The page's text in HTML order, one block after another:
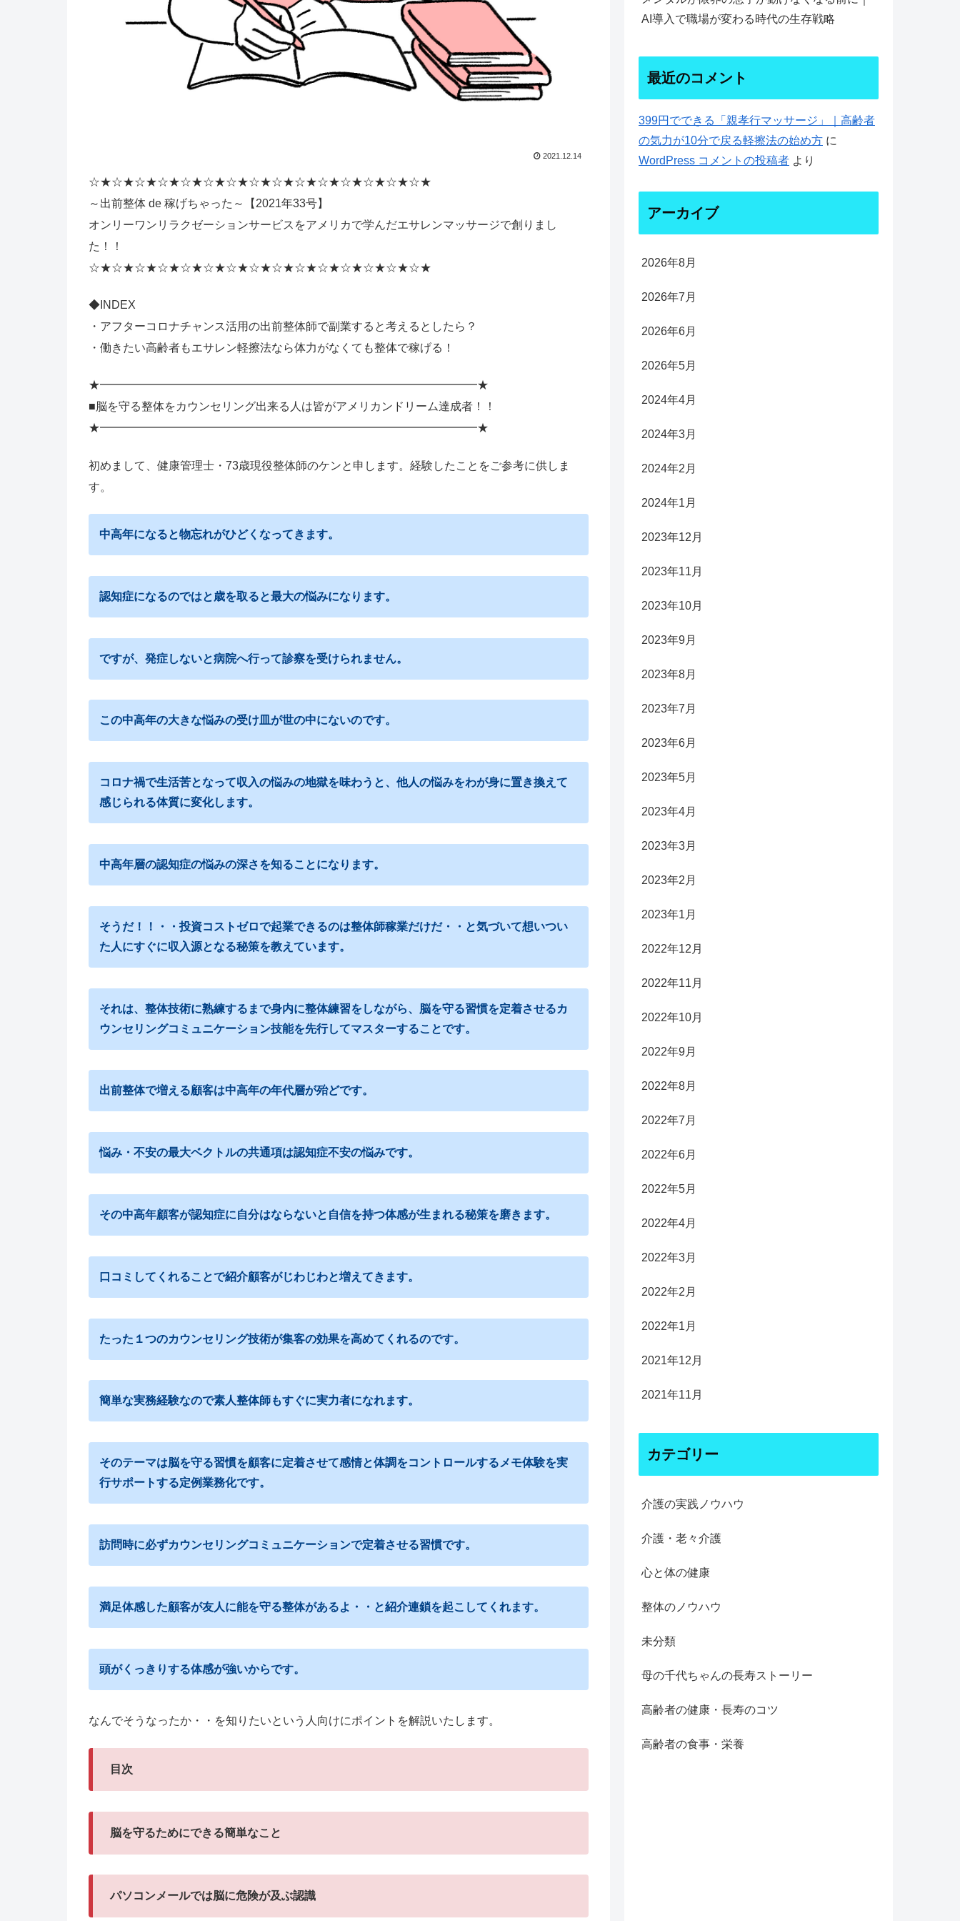
2021.12.14
☆★☆★☆★☆★☆★☆★☆★☆★☆★☆★☆★☆★☆★☆★☆★
～出前整体 de 稼げちゃった～【2021年33号】
オンリーワンリラクゼーションサービスをアメリカで学んだエサレンマッサージで創りまし
た！！
☆★☆★☆★☆★☆★☆★☆★☆★☆★☆★☆★☆★☆★☆★☆★
◆INDEX
・アフターコロナチャンス活用の出前整体師で副業すると考えるとしたら？
・働きたい高齢者もエサレン軽擦法なら体力がなくても整体で稼げる！
★━━━━━━━━━━━━━━━━━━━━━━━━━━━━━━━━━★
■脳を守る整体をカウンセリング出来る人は皆がアメリカンドリーム達成者！！
★━━━━━━━━━━━━━━━━━━━━━━━━━━━━━━━━━★
初めまして、健康管理士・73歳現役整体師のケンと申します。経験したことをご参考に供しま
す。
中高年になると物忘れがひどくなってきます。
認知症になるのではと歳を取ると最大の悩みになります。
ですが、発症しないと病院へ行って診察を受けられません。
この中高年の大きな悩みの受け皿が世の中にないのです。
コロナ禍で生活苦となって収入の悩みの地獄を味わうと、他人の悩みをわが身に置き換えて
感じられる体質に変化します。
中高年層の認知症の悩みの深さを知ることになります。
そうだ！！・・投資コストゼロで起業できるのは整体師稼業だけだ・・と気づいて想いつい
た人にすぐに収入源となる秘策を教えています。
それは、整体技術に熟練するまで身内に整体練習をしながら、脳を守る習慣を定着させるカ
ウンセリングコミュニケーション技能を先行してマスターすることです。
出前整体で増える顧客は中高年の年代層が殆どです。
悩み・不安の最大ベクトルの共通項は認知症不安の悩みです。
その中高年顧客が認知症に自分はならないと自信を持つ体感が生まれる秘策を磨きます。
口コミしてくれることで紹介顧客がじわじわと増えてきます。
たった１つのカウンセリング技術が集客の効果を高めてくれるのです。
簡単な実務経験なので素人整体師もすぐに実力者になれます。
そのテーマは脳を守る習慣を顧客に定着させて感情と体調をコントロールするメモ体験を実
行サポートする定例業務化です。
訪問時に必ずカウンセリングコミュニケーションで定着させる習慣です。
満足体感した顧客が友人に能を守る整体があるよ・・と紹介連鎖を起こしてくれます。
頭がくっきりする体感が強いからです。
なんでそうなったか・・を知りたいという人向けにポイントを解説いたします。
目次
脳を守るためにできる簡単なこと
パソコンメールでは脳に危険が及ぶ認識
AI導入で職場が変わる時代の生存戦略
最近のコメント
399円でできる「親孝行マッサージ」｜高齢者
の気力が10分で戻る軽擦法の始め方 に
WordPress コメントの投稿者 より
アーカイブ
2026年8月
2026年7月
2026年6月
2026年5月
2024年4月
2024年3月
2024年2月
2024年1月
2023年12月
2023年11月
2023年10月
2023年9月
2023年8月
2023年7月
2023年6月
2023年5月
2023年4月
2023年3月
2023年2月
2023年1月
2022年12月
2022年11月
2022年10月
2022年9月
2022年8月
2022年7月
2022年6月
2022年5月
2022年4月
2022年3月
2022年2月
2022年1月
2021年12月
2021年11月
カテゴリー
介護の実践ノウハウ
介護・老々介護
心と体の健康
整体のノウハウ
未分類
母の千代ちゃんの長寿ストーリー
高齢者の健康・長寿のコツ
高齢者の食事・栄養